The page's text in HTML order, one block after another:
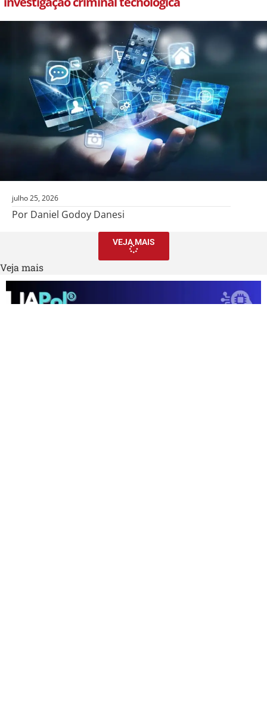
julho 25, 2026
Por Daniel Godoy Danesi
VEJA MAIS
Veja mais